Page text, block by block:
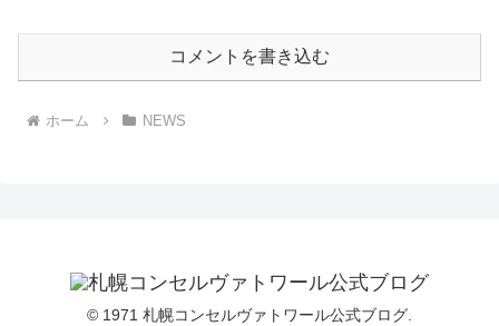
コメントを書き込む
ホーム NEWS
© 1971 札幌コンセルヴァトワール公式ブログ.